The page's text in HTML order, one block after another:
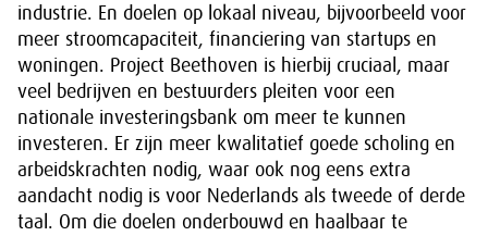
industrie. En doelen op lokaal niveau, bijvoorbeeld voor
meer stroomcapaciteit, financiering van startups en
woningen. Project Beethoven is hierbij cruciaal, maar
veel bedrijven en bestuurders pleiten voor een
nationale investeringsbank om meer te kunnen
investeren. Er zijn meer kwalitatief goede scholing en
arbeidskrachten nodig, waar ook nog eens extra
aandacht nodig is voor Nederlands als tweede of derde
taal. Om die doelen onderbouwd en haalbaar te